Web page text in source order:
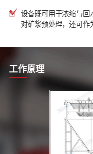
设备既可用于浓缩与回
对矿浆预处理，还可作
工作原理